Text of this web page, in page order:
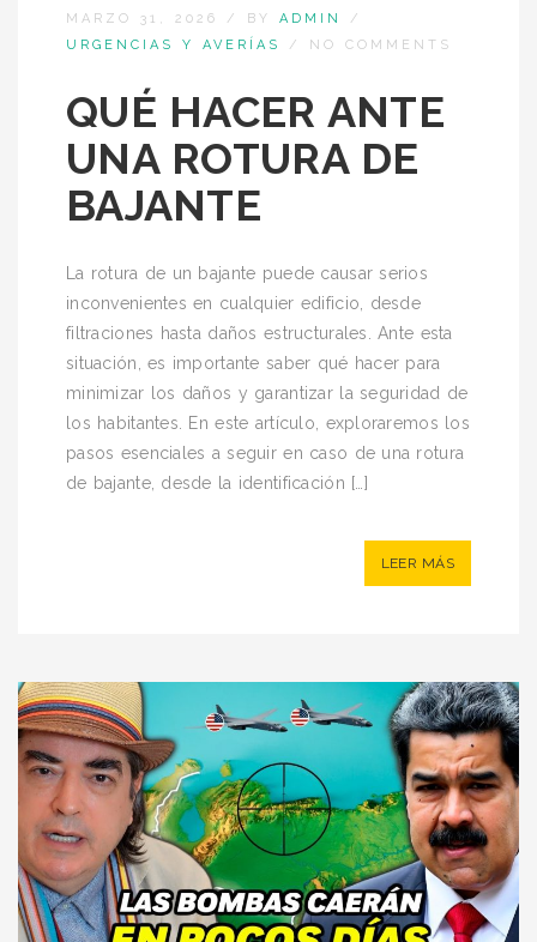
MARZO 31, 2026 / BY ADMIN
/
URGENCIAS Y AVERÍAS
/ NO COMMENTS
QUÉ HACER ANTE
UNA ROTURA DE
BAJANTE
La rotura de un bajante puede causar serios
inconvenientes en cualquier edificio, desde
filtraciones hasta daños estructurales. Ante esta
situación, es importante saber qué hacer para
minimizar los daños y garantizar la seguridad de
los habitantes. En este artículo, exploraremos los
pasos esenciales a seguir en caso de una rotura
de bajante, desde la identificación […]
LEER MÁS